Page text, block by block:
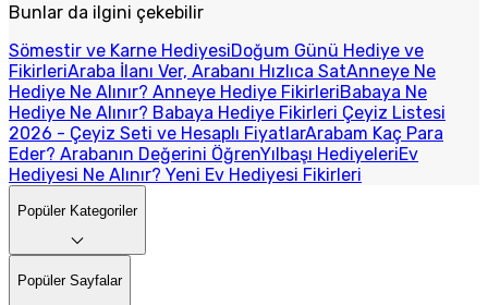
Bunlar da ilgini çekebilir
Sömestir ve Karne HediyesiDoğum Günü Hediye ve
FikirleriAraba İlanı Ver, Arabanı Hızlıca SatAnneye Ne
Hediye Ne Alınır? Anneye Hediye FikirleriBabaya Ne
Hediye Ne Alınır? Babaya Hediye Fikirleri Çeyiz Listesi
2026 - Çeyiz Seti ve Hesaplı FiyatlarArabam Kaç Para
Eder? Arabanın Değerini ÖğrenYılbaşı HediyeleriEv
Hediyesi Ne Alınır? Yeni Ev Hediyesi Fikirleri
Popüler Kategoriler
Popüler Sayfalar